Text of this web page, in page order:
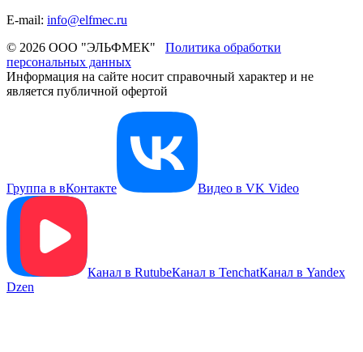
E-mail: info@elfmec.ru
© 2026 ООО "ЭЛЬФМЕК" Политика обработки
персональных данных
Информация на сайте носит справочный характер и не
является публичной офертой
Группа в вКонтакте Видео в VK Video
Канал в RutubeКанал в TenchatКанал в Yandex
Dzen